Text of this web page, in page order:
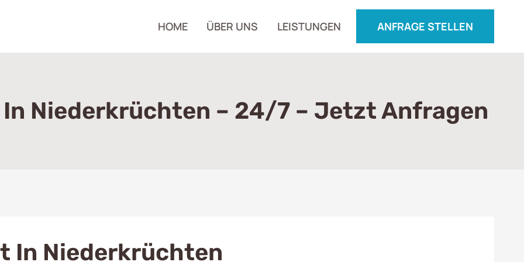
HOME ÜBER UNS LEISTUNGEN ANFRAGE STELLEN
Niederkrüchten – 24/7 – Jetzt Anfragen
In Niederkrüchten